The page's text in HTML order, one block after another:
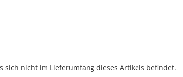
nicht im Lieferumfang dieses Artikels befindet.